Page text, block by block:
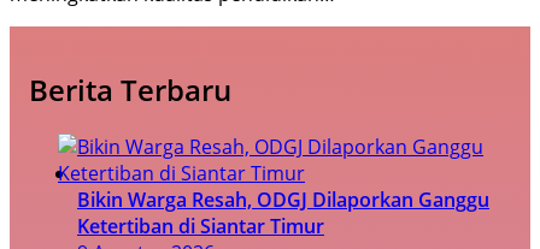
Berita Terbaru
Bikin Warga Resah, ODGJ Dilaporkan Ganggu
Ketertiban di Siantar Timur